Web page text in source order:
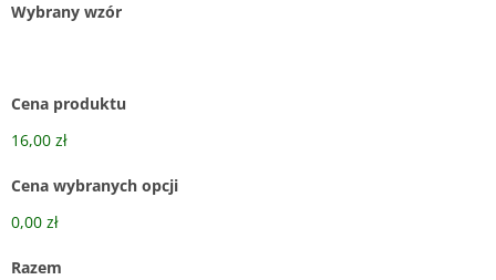
Wybrany wzór
Cena produktu
16,00 zł
Cena wybranych opcji
0,00 zł
Razem